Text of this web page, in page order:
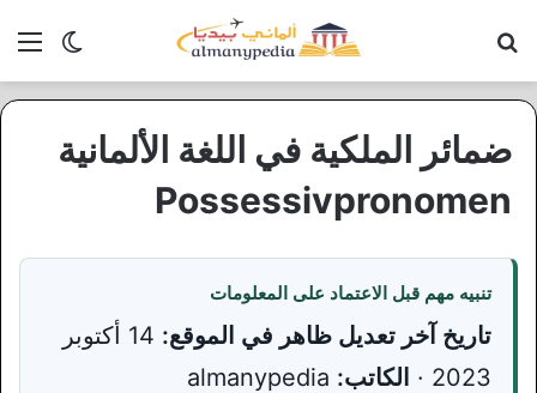
الوضع
ضمائر الملكية في اللغة الألمانية
Possessivpronomen
تنبيه مهم قبل الاعتماد على المعلومات
تاريخ آخر تعديل ظاهر في الموقع:
14 أكتوبر
2023 ·
الكاتب: